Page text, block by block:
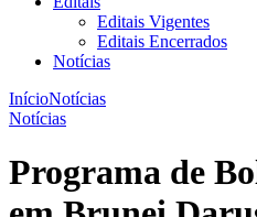
Editais Vigentes
Editais Encerrados
Notícias
InícioNotícias
Notícias
Programa de